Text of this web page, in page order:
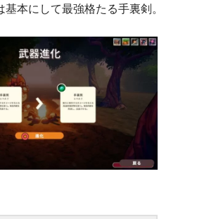
本にして最強格たる手裏剣。